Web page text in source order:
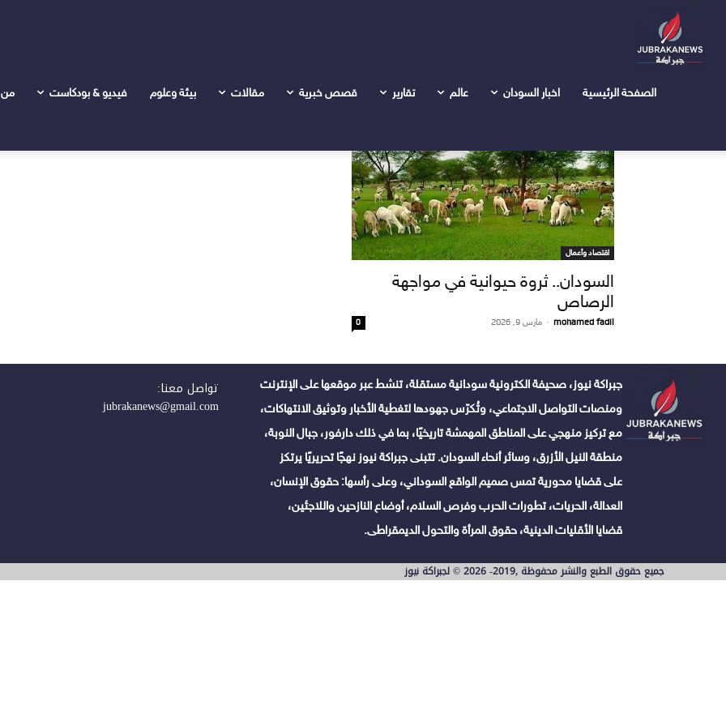
الصفحة الرئيسية اخبار السودان عالم تقارير قصص خبرية مقالات بيئة وعلوم فيديو & بودكاست من
اقتصاد وأعمال
السودان.. ثروة حيوانية في مواجهة
الرصاص
mohamed fadil
- مارس 9, 2026 0
جبراكة نيوز، صحيفة الكترونية سودانية مستقلة، تنشط عبر موقعها على الإنترنت
ومنصات التواصل الاجتماعي، وتُكرّس جهودها لتغطية الأخبار وتوثيق الانتهاكات،
مع تركيز منهجي على المناطق المهمشة تاريخيًا، بما في ذلك دارفور، جبال النوبة،
منطقة النيل الأزرق، وسائر أنحاء السودان. تتبنى جبراكة نيوز نهجًا تحريريًا يرتكز
على قضايا محورية تمس صميم الواقع السوداني، وعلى رأسها: حقوق الإنسان،
العدالة، الحريات، تطورات الحرب وفرص السلام، أوضاع النازحين واللاجئين،
قضايا الأقليات الدينية، حقوق المرأة والتحول الديمقراطى.
تواصل معنا:
jubrakanews@gmail.com
جميع حقوق الطبع والنشر محفوظة ,2019- 2026 © لجبراكة نيوز